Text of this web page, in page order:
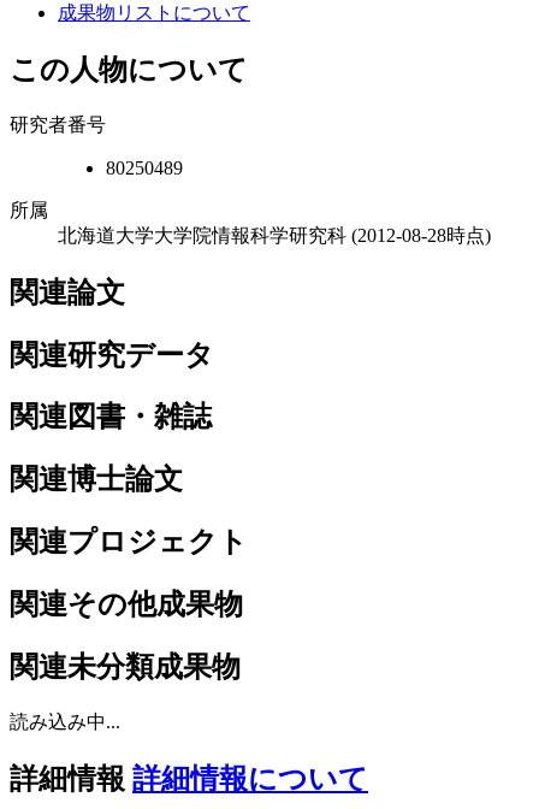
成果物リストについて
この人物について
研究者番号
80250489
所属
北海道大学大学院情報科学研究科 (2012-08-28時点)
関連論文
関連研究データ
関連図書・雑誌
関連博士論文
関連プロジェクト
関連その他成果物
関連未分類成果物
読み込み中...
詳細情報 詳細情報について